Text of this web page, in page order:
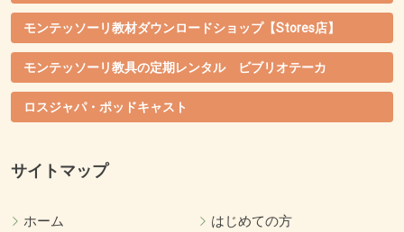
モンテッソーリ教材ダウンロードショップ【Stores店】
モンテッソーリ教具の定期レンタル ビブリオテーカ
ロスジャパ・ポッドキャスト
サイトマップ
ホーム
はじめての方